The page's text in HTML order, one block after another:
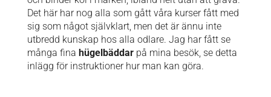
Det här har nog alla som gått våra kurser fått med
sig som något självklart, men det är ännu inte
utbredd kunskap hos alla odlare. Jag har fått se
många fina hügelbäddar på mina besök, se detta
inlägg för instruktioner hur man kan göra.